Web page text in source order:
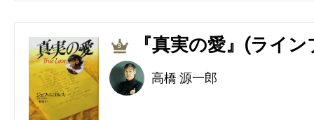
3 『真実の愛』(ライ
高橋 源一郎